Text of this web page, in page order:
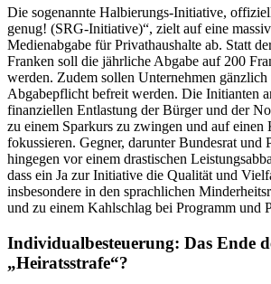
Die sogenannte Halbierungs-Initiative,
genug! (SRG-Initiative)“, zielt auf eine
Medienabgabe für Privathaushalte ab. Statt
Franken soll die jährliche Abgabe auf 200
werden. Zudem sollen Unternehmen gänzlich
Abgabepflicht befreit werden. Die Initianten
finanziellen Entlastung der Bürger und der
zu einem Sparkurs zu zwingen und auf einen
fokussieren. Gegner, darunter Bundesrat und
hingegen vor einem drastischen
dass ein Ja zur Initiative die Qualität und
insbesondere in den sprachlichen
und zu einem Kahlschlag bei Programm und
Individualbesteuerung: Das Ende
„Heiratsstrafe“?